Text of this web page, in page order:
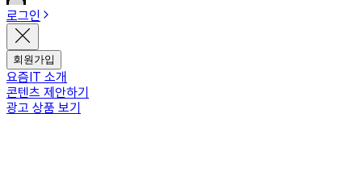
로그인
회원가입
요즘IT 소개
콘텐츠 제안하기
광고 상품 보기